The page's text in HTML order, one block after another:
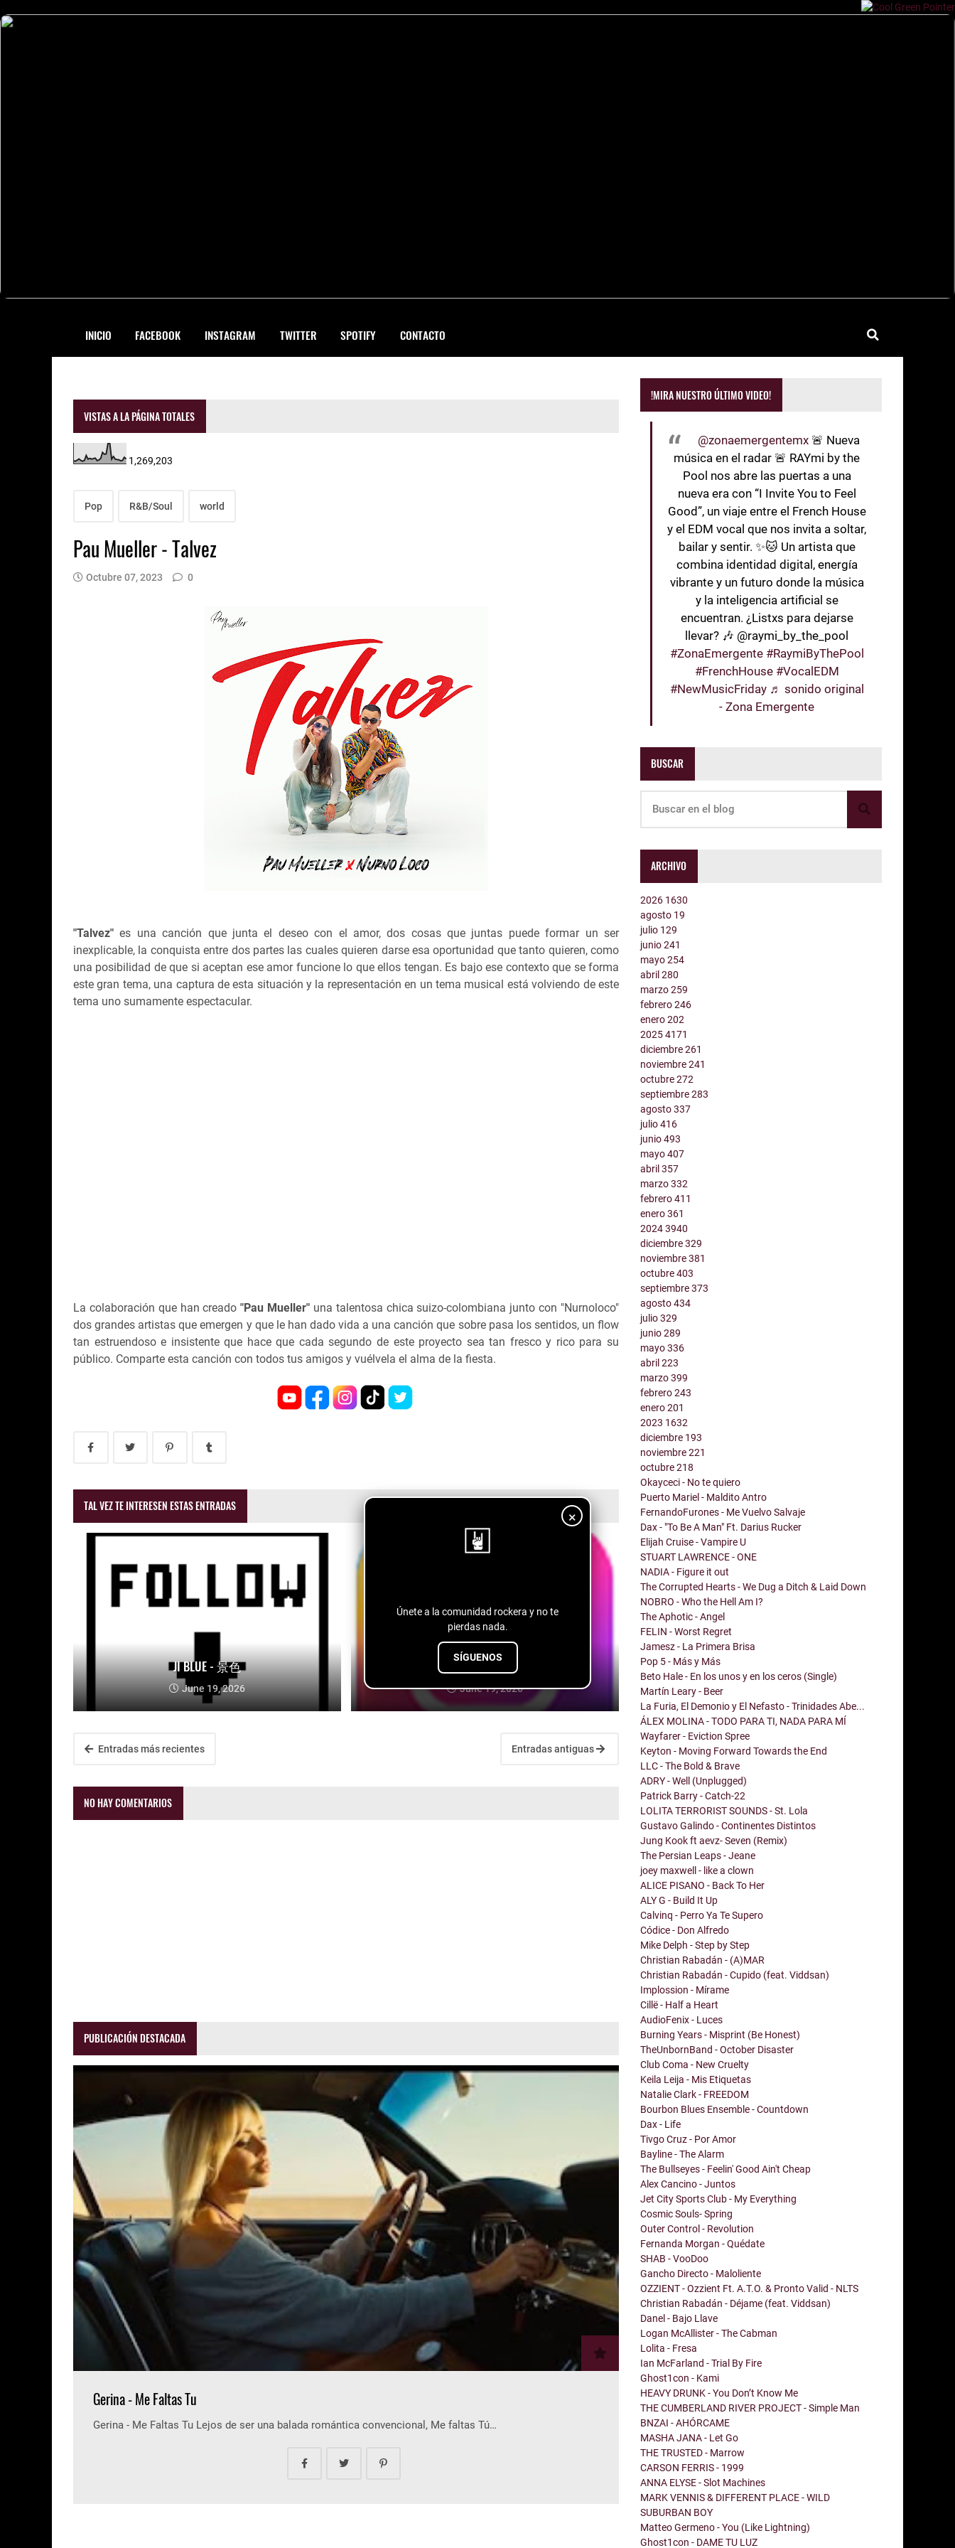
INICIO FACEBOOK INSTAGRAM TWITTER SPOTIFY CONTACTO
×
Únete a la comunidad rockera y no te
pierdas nada.
SÍGUENOS
VISTAS A LA PÁGINA TOTALES
1,269,203
Pop R&B/Soul world
Pau Mueller - Talvez
Octubre 07, 2023 0
"Talvez" es una canción que junta el deseo con el amor, dos cosas que juntas puede formar un ser
inexplicable, la conquista entre dos partes las cuales quieren darse esa oportunidad que tanto quieren, como
una posibilidad de que si aceptan ese amor funcione lo que ellos tengan. Es bajo ese contexto que se forma
este gran tema, una captura de esta situación y la representación en un tema musical está volviendo de este
tema uno sumamente espectacular.
La colaboración que han creado"Pau Mueller" una talentosa chica suizo-colombiana junto con "Nurnoloco"
dos grandes artistas que emergen y que le han dado vida a una canción que sobre pasa los sentidos, un flow
tan estruendoso e insistente que hace que cada segundo de este proyecto sea tan fresco y rico para su
público. Comparte esta canción con todos tus amigos y vuélvela el alma de la fiesta.
TAL VEZ TE INTERESEN ESTAS ENTRADAS
JI BLUE - 景色
June 19, 2026
Chloe Saint - 90s Love
June 19, 2026
Entradas más recientes Entradas antiguas
NO HAY COMENTARIOS
PUBLICACIÓN DESTACADA
Gerina - Me Faltas Tu
Gerina - Me Faltas Tu Lejos de ser una balada romántica convencional, Me faltas Tú…
!MIRA NUESTRO ÚLTIMO VIDEO!
@zonaemergentemx 🚨 Nueva
música en el radar 🚨 RAYmi by the
Pool nos abre las puertas a una
nueva era con “I Invite You to Feel
Good”, un viaje entre el French House
y el EDM vocal que nos invita a soltar,
bailar y sentir. ✨🐱 Un artista que
combina identidad digital, energía
vibrante y un futuro donde la música
y la inteligencia artificial se
encuentran. ¿Listxs para dejarse
llevar? 🎶 @raymi_by_the_pool
#ZonaEmergente #RaymiByThePool
#FrenchHouse #VocalEDM
#NewMusicFriday ♬ sonido original
- Zona Emergente
BUSCAR
ARCHIVO
2026 1630
agosto 19
julio 129
junio241
mayo254
abril280
marzo259
febrero246
enero202
20254171
diciembre261
noviembre241
octubre272
septiembre283
agosto337
julio416
junio493
mayo407
abril357
marzo332
febrero411
enero361
20243940
diciembre329
noviembre381
octubre403
septiembre373
agosto434
julio329
junio289
mayo336
abril223
marzo399
febrero243
enero201
2023 1632
diciembre 193
noviembre221
octubre218
Okayceci - No te quiero
Puerto Mariel - Maldito Antro
FernandoFurones - Me Vuelvo Salvaje
Dax - "To Be A Man" Ft. Darius Rucker
Elijah Cruise - Vampire U
STUART LAWRENCE - ONE
NADIA - Figure it out
The Corrupted Hearts - We Dug a Ditch & Laid Down
NOBRO - Who the Hell Am I?
The Aphotic - Angel
FELIN - Worst Regret
Jamesz - La Primera Brisa
Pop 5 - Más y Más
Beto Hale - En los unos y en los ceros (Single)
Martín Leary - Beer
La Furia, El Demonio y El Nefasto - Trinidades Abe...
ÁLEX MOLINA - TODO PARA TI, NADA PARA MÍ
Wayfarer - Eviction Spree
Keyton - Moving Forward Towards the End
LLC - The Bold & Brave
ADRY - Well (Unplugged)
Patrick Barry - Catch-22
LOLITA TERRORIST SOUNDS - St. Lola
Gustavo Galindo - Continentes Distintos
Jung Kook ft aevz- Seven (Remix)
The Persian Leaps - Jeane
joey maxwell - like a clown
ALICE PISANO - Back To Her
ALY G - Build It Up
Calvinq - Perro Ya Te Supero
Códice - Don Alfredo
Mike Delph - Step by Step
Christian Rabadán - (A)MAR
Christian Rabadán - Cupido (feat. Viddsan)
Implossion - Mírame
Cillë - Half a Heart
AudioFenix - Luces
Burning Years - Misprint (Be Honest)
TheUnbornBand - October Disaster
Club Coma - New Cruelty
Keila Leija - Mis Etiquetas
Natalie Clark - FREEDOM
Bourbon Blues Ensemble - Countdown
Dax - Life
Tivgo Cruz - Por Amor
Bayline - The Alarm
The Bullseyes - Feelin' Good Ain't Cheap
Alex Cancino - Juntos
Jet City Sports Club - My Everything
Cosmic Souls- Spring
Outer Control - Revolution
Fernanda Morgan - Quédate
SHAB - VooDoo
Gancho Directo - Maloliente
OZZIENT - Ozzient Ft. A.T.O. & Pronto Valid - NLTS
Christian Rabadán - Déjame (feat. Viddsan)
Danel - Bajo Llave
Logan McAllister - The Cabman
Lolita - Fresa
Ian McFarland - Trial By Fire
Ghost1con - Kami
HEAVY DRUNK - You Don’t Know Me
THE CUMBERLAND RIVER PROJECT - Simple Man
BNZAI - AHÓRCAME
MASHA JANA - Let Go
THE TRUSTED - Marrow
CARSON FERRIS - 1999
ANNA ELYSE - Slot Machines
MARK VENNIS & DIFFERENT PLACE - WILD
SUBURBAN BOY
Matteo Germeno - You (Like Lightning)
Ghost1con - DAME TU LUZ